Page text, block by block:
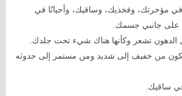
في مؤخرتك، وفخذيك، وساقيك، وأحيانًا في
على جانبي جسمك.
تشعر وكأنها هناك شيء تحت جلدك.
من خفيف إلى شديد ومن مستمر إلى حدوثه
ساقيك.